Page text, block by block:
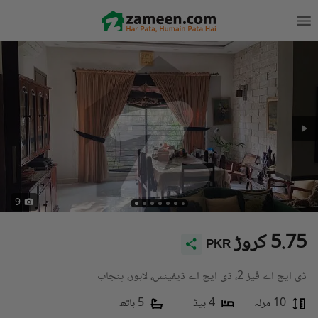
9
PKR 5.75 کروڑ
ڈی ایچ اے فیز 2، ڈی ایچ اے ڈیفینس، لاہور، پنجاب
10 مرلہ
4 بیڈ 5 باتھ